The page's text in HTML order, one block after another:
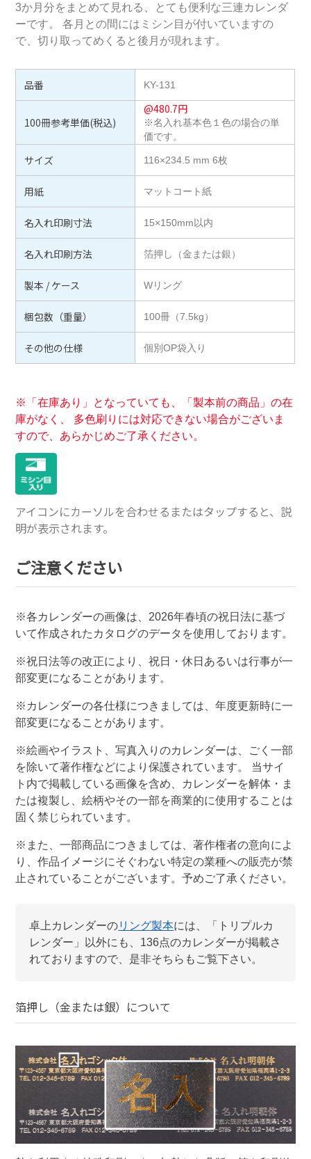
3か月分をまとめて見れる、とても便利な三連カレンダ
ーです。 各月との間にはミシン目が付いていますの
で、切り取ってめくると後月が現れます。
品番 KY-131
100冊参考単価(税込)
@480.7円
※名入れ基本色１色の場合の単
価です。
サイズ 116×234.5 mm 6枚
用紙 マットコート紙
名入れ印刷寸法 15×150mm以内
名入れ印刷方法 箔押し（金または銀）
製本 / ケース Wリング
梱包数（重量） 100冊（7.5kg）
その他の仕様 個別OP袋入り
※「在庫あり」となっていても、「製本前の商品」の在
庫がなく、 多色刷りには対応できない場合がございま
すので、あらかじめご了承ください。
アイコンにカーソルを合わせるまたはタップすると、説
明が表示されます。
ご注意ください
※各カレンダーの画像は、 2026年春頃の祝日法に基づ
いて作成されたカタログのデータを使用しております。
※祝日法等の改正により、祝日・休日あるいは行事が一
部変更になることがあります。
※カレンダーの各仕様につきましては、年度更新時に一
部変更になることがあります。
※絵画やイラスト、写真入りのカレンダーは、ごく一部
を除いて著作権などにより保護されています。 当サイ
ト内で掲載している画像を含め、カレンダーを解体・ま
たは複製し、絵柄やその一部を商業的に使用することは
固く禁じられています。
※また、一部商品につきましては、著作権者の意向によ
り、作品イメージにそぐわない特定の業種への販売が禁
止されていることがございます。予めご了承ください。
卓上カレンダーのリング製本には、「
トリプルカ
レンダー 」以外にも、 136点のカレンダーが掲載さ
れておりますので、是非そちらもご覧下さい。
箔押し（金または銀） について